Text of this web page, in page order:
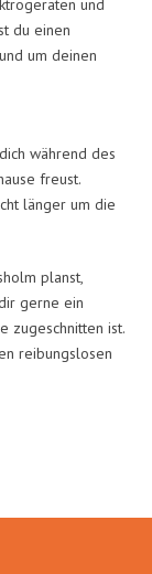
und
du einen
um deinen
während des
freust.
länger um die
planst,
gerne ein
zugeschnitten ist.
reibungslosen